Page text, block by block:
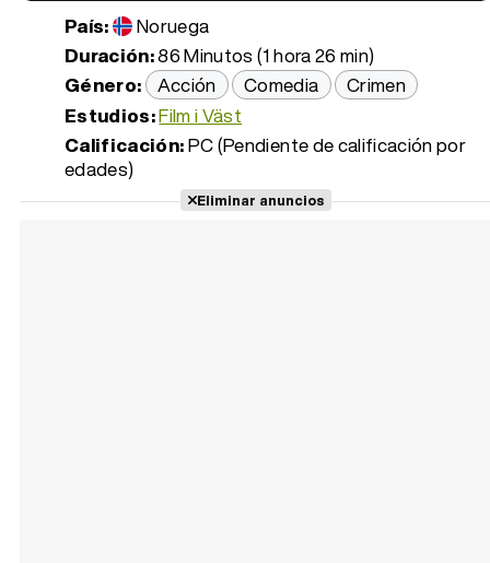
País:
Noruega
Duración:86 Minutos (1 hora 26 min)
Género: Acción Comedia
Crimen
Estudios:Film i Väst
Calificación:PC (Pendiente de calificación por
edades)
Eliminar anuncios